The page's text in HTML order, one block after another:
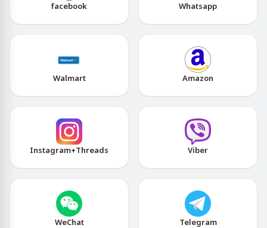
facebook Whatsapp
Walmart Amazon
Instagram+Threads Viber
WeChat Telegram